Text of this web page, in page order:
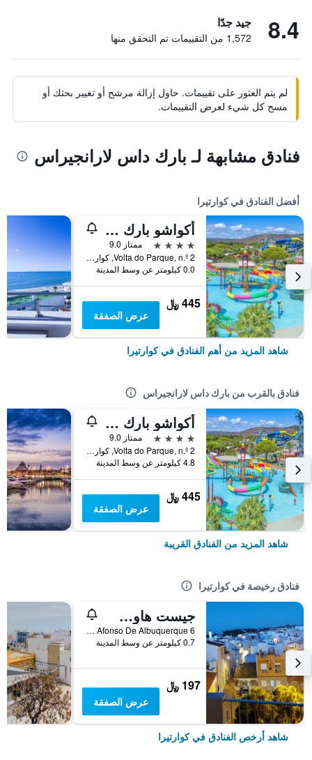
8.4 جيد جدًا
1,572 من التقييمات تم التحقق منها
لم يتم العثور على تقييمات. حاول إزالة مرشح أو تغيير بحثك أو
مسح كل شيء لعرض التقييمات.
فنادق مشابهة لـ بارك داس لارانجيراس
أفضل الفنادق في كوارتيرا
أكواشو بارك هوتل
4 نجوم
ممتاز 9.0
Volta do Parque, n.º 2, كوارتيرا, منطقة فارو, البرتغال
0.0 كيلومتر عن وسط المدينة
445 ﷼
عرض الصفقة
شاهد المزيد من أهم الفنادق في كوارتيرا
فنادق بالقرب من بارك داس لارانجيراس
أكواشو بارك هوتل
4 نجوم
ممتاز 9.0
Volta do Parque, n.º 2, كوارتيرا, منطقة فارو, البرتغال
4.8 كيلومتر عن وسط المدينة
445 ﷼
عرض الصفقة
شاهد المزيد من الفنادق القريبة
فنادق رخيصة في كوارتيرا
جيست هاوس باسيفيكا
Largo Afonso De Albuquerque 6, كوارتيرا, منطقة فارو, البرتغال
0.7 كيلومتر عن وسط المدينة
197 ﷼
عرض الصفقة
شاهد أرخص الفنادق في كوارتيرا